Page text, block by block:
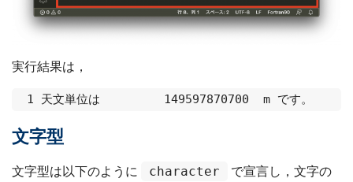
実行結果は，
文字型
文字型は以下のように character
で宣言し，文字の